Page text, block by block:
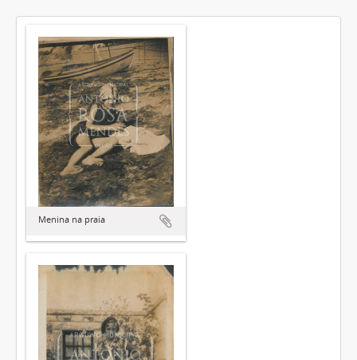
Menina na praia